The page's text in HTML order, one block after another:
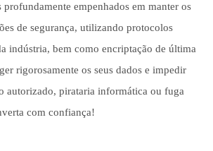
profundamente empenhados em manter os
de segurança, utilizando protocolos
indústria, bem como encriptação de última
rigorosamente os seus dados e impedir
autorizado, pirataria informática ou fuga
com confiança!